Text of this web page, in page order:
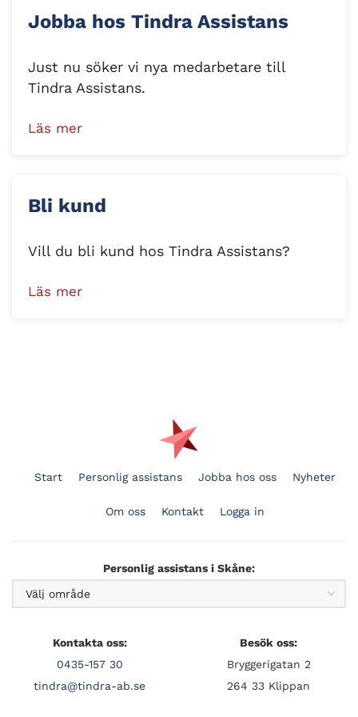
Jobba hos Tindra Assistans
Just nu söker vi nya medarbetare till
Tindra Assistans.
Läs mer
Bli kund
Vill du bli kund hos Tindra Assistans?
Läs mer
Start Personlig assistans Jobba hos oss Nyheter
Om oss Kontakt Logga in
Personlig assistans i Skåne:
Kontakta oss:
0435-157 30
tindra@tindra-ab.se
Besök oss:
Bryggerigatan 2
264 33 Klippan